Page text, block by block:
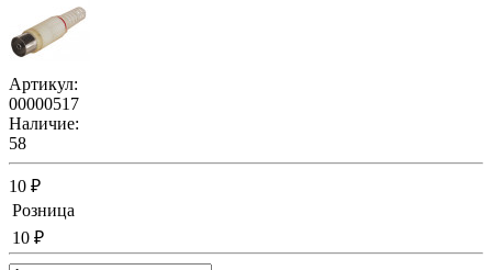
Артикул:
00000517
Наличие:
58
10 ₽
Розница
10 ₽